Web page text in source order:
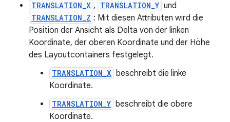
TRANSLATION_X , TRANSLATION_Y und
TRANSLATION_Z : Mit diesen Attributen wird die
Position der Ansicht als Delta von der linken
Koordinate, der oberen Koordinate und der Höhe
des Layoutcontainers festgelegt.
TRANSLATION_X beschreibt die linke
Koordinate.
TRANSLATION_Y beschreibt die obere
Koordinate.